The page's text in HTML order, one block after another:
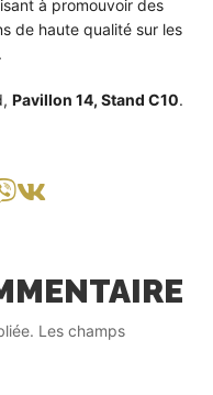
à promouvoir des
de haute qualité sur les
Pavillon 14, Stand C10.
Les champs